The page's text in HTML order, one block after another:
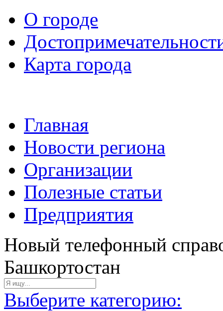
О городе
Карта города
Главная
Новости региона
Организации
Полезные статьи
Предприятия
Новый телефонный
Башкортостан
Выберите категорию: